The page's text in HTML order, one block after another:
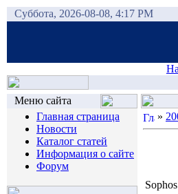
Суббота, 2026-08-08, 4:17 PM
Меню сайта
Главная страница
Новости
Каталог статей
Информация о сайте
Форум
»